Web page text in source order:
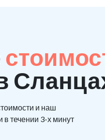
и наш
в течении 3-х минут